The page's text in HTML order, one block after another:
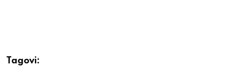
Tagovi: